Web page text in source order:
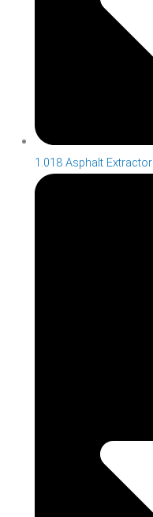
1.018 Asphalt Extractor